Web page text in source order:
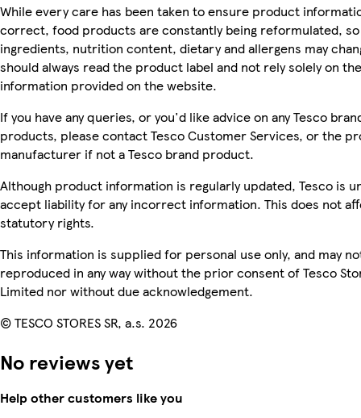
While every care has been taken to ensure product
correct, food products are constantly being reformulated, so
ingredients, nutrition content, dietary and allergens may
should always read the product label and not rely solely on the
information provided on the website.
If you have any queries, or you'd like advice on any Tesco
products, please contact Tesco Customer Services, or the
manufacturer if not a Tesco brand product.
Although product information is regularly updated, Tesco is
accept liability for any incorrect information. This does not
statutory rights.
This information is supplied for personal use only, and may
reproduced in any way without the prior consent of Tesco
Limited nor without due acknowledgement.
© TESCO STORES SR, a.s. 2026
No reviews yet
Help other customers like you